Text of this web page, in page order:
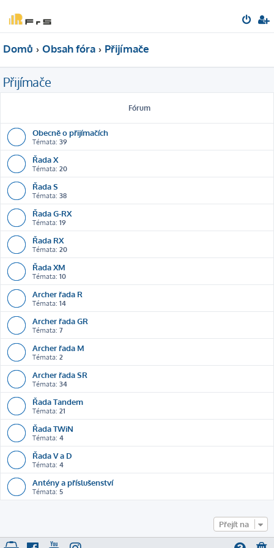
Domů Obsah fóra Přijímače
Přijímače
Fórum
Obecně o přijímačích
Témata: 39
Řada X
Témata: 20
Řada S
Témata: 38
Řada G-RX
Témata: 19
Řada RX
Témata: 20
Řada XM
Témata: 10
Archer řada R
Témata: 14
Archer řada GR
Témata: 7
Archer řada M
Témata: 2
Archer řada SR
Témata: 34
Řada Tandem
Témata: 21
Řada TWiN
Témata: 4
Řada V a D
Témata: 4
Antény a příslušenství
Témata: 5
Přejít na